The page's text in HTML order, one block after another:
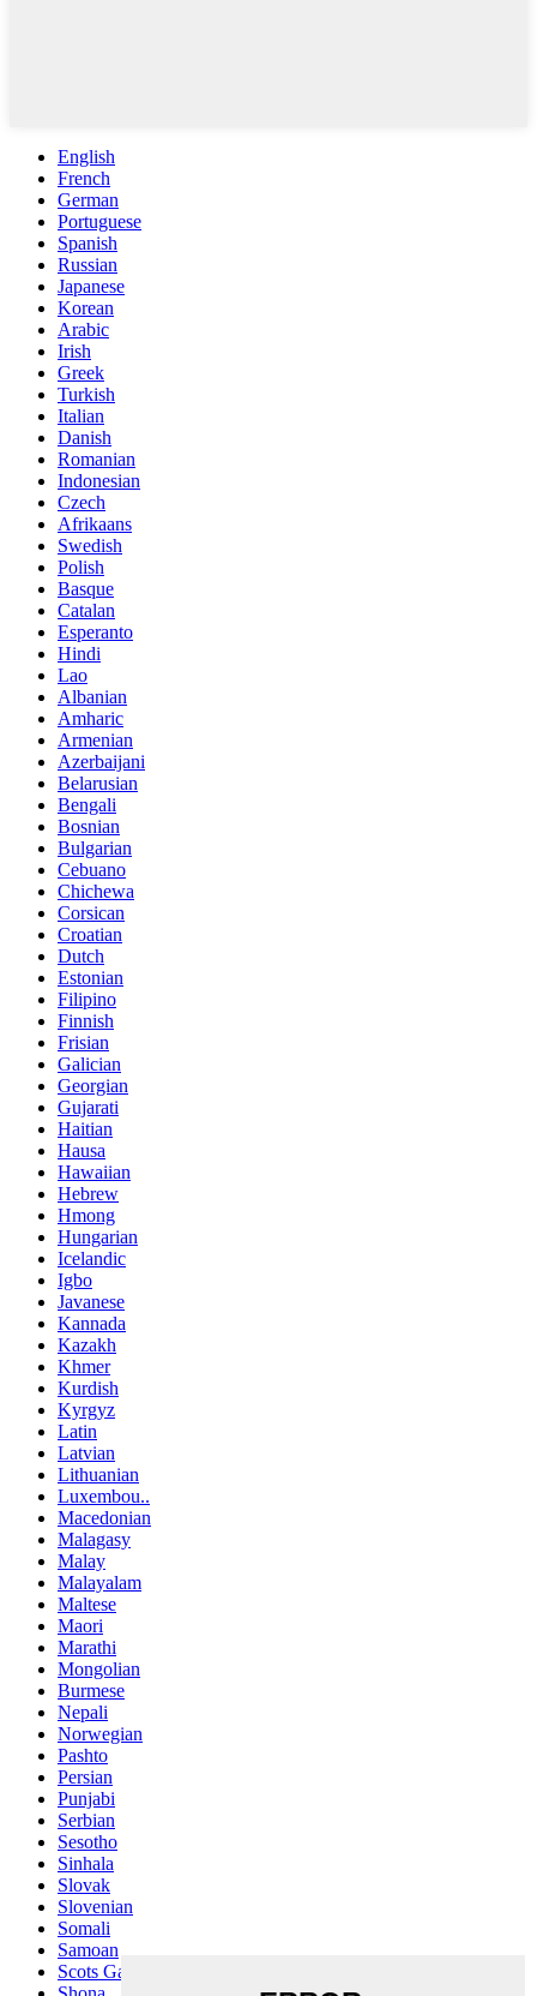
English
French
German
Portuguese
Spanish
Russian
Japanese
Korean
Arabic
Irish
Greek
Turkish
Italian
Danish
Romanian
Indonesian
Czech
Afrikaans
Swedish
Polish
Basque
Catalan
Esperanto
Hindi
Lao
Albanian
Amharic
Armenian
Azerbaijani
Belarusian
Bengali
Bosnian
Bulgarian
Cebuano
Chichewa
Corsican
Croatian
Dutch
Estonian
Filipino
Finnish
Frisian
Galician
Georgian
Gujarati
Haitian
Hausa
Hawaiian
Hebrew
Hmong
Hungarian
Icelandic
Igbo
Javanese
Kannada
Kazakh
Khmer
Kurdish
Kyrgyz
Latin
Latvian
Lithuanian
Luxembou..
Macedonian
Malagasy
Malay
Malayalam
Maltese
Maori
Marathi
Mongolian
Burmese
Nepali
Norwegian
Pashto
Persian
Punjabi
Serbian
Sesotho
Sinhala
Slovak
Slovenian
Somali
Samoan
Scots Gaelic